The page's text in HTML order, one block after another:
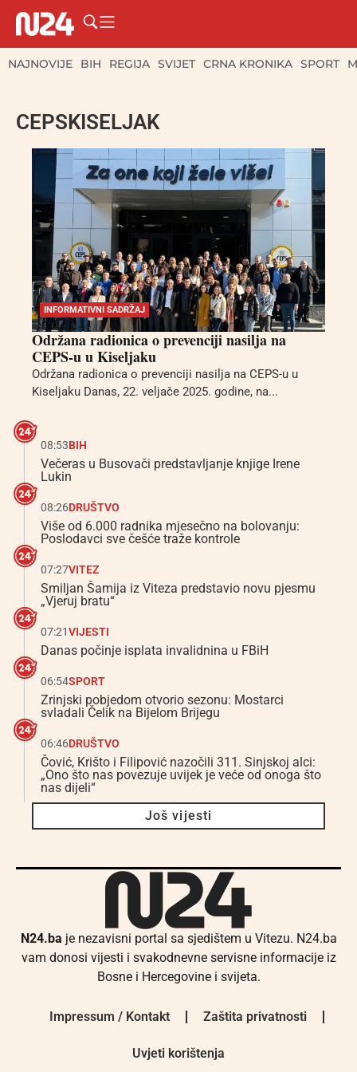
NAJNOVIJE BIH REGIJA SVIJET CRNA KRONIKA SPORT
CEPSKISELJAK
INFORMATIVNI SADRŽAJ
Održana radionica o prevenciji nasilja na
CEPS-u u Kiseljaku
Održana radionica o prevenciji nasilja na CEPS-u u
Kiseljaku Danas, 22. veljače 2025. godine, na...
08:53BIH
Večeras u Busovači predstavljanje knjige Irene
Lukin
08:26DRUŠTVO
Više od 6.000 radnika mjesečno na bolovanju:
Poslodavci sve češće traže kontrole
07:27VITEZ
Smiljan Šamija iz Viteza predstavio novu pjesmu
„Vjeruj bratu“
07:21VIJESTI
Danas počinje isplata invalidnina u FBiH
06:54SPORT
Zrinjski pobjedom otvorio sezonu: Mostarci
svladali Čelik na Bijelom Brijegu
06:46DRUŠTVO
Čović, Krišto i Filipović nazočili 311. Sinjskoj alci:
„Ono što nas povezuje uvijek je veće od onoga što
nas dijeli“
Još vijesti
N24.ba je nezavisni portal sa sjedištem u Vitezu. N24.ba
vam donosi vijesti i svakodnevne servisne informacije iz
Bosne i Hercegovine i svijeta.
Impressum / Kontakt Zaštita privatnosti
Uvjeti korištenja